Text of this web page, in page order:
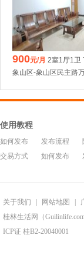
900元/月 2室1厅1卫
象山区-象山区民主路
使用教程
如何发布 发布流程
交易方式
如何发布
关于我们 网站地图
桂林生活网（Guilinlife.com
ICP证 桂B2-20040001